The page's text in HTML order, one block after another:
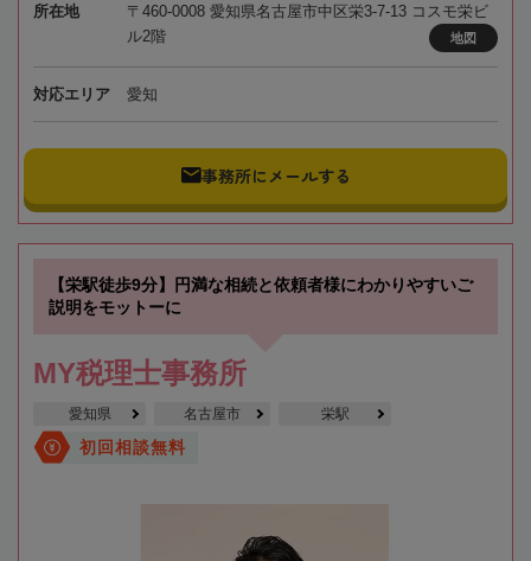
所在地
〒460-0008 愛知県名古屋市中区栄3-7-13 コスモ栄ビ
ル2階
地図
対応エリア 愛知
事務所にメールする
【栄駅徒歩9分】円満な相続と依頼者様にわかりやすいご
説明をモットーに
MY税理士事務所
愛知県 名古屋市 栄駅
初回相談無料